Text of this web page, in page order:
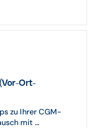
Ort-
zu Ihrer CGM-
mit ...